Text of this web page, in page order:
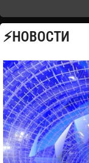
⚡НОВОСТИ